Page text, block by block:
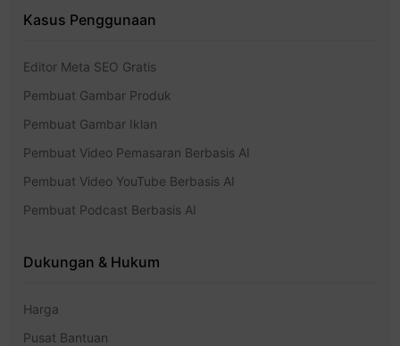
Kasus Penggunaan
Editor Meta SEO Gratis
Pembuat Gambar Produk
Pembuat Gambar Iklan
Pembuat Video Pemasaran Berbasis AI
Pembuat Video YouTube Berbasis AI
Pembuat Podcast Berbasis AI
Dukungan & Hukum
Harga
Pusat Bantuan